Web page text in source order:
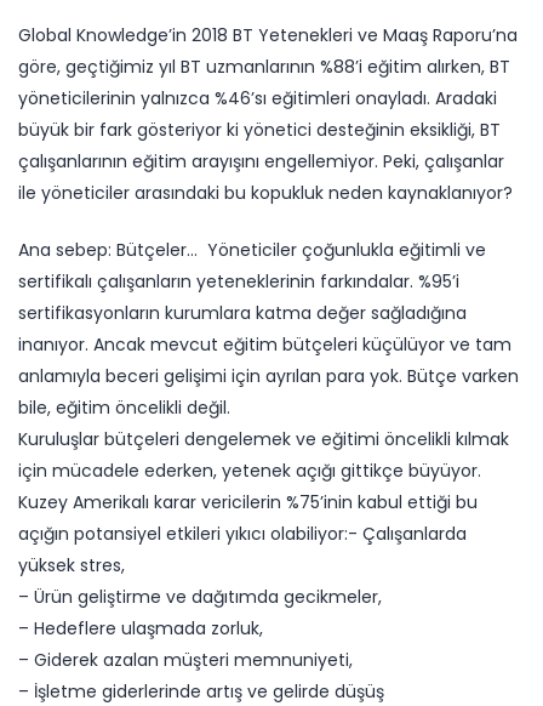
Global Knowledge’in 2018 BT Yetenekleri ve Maaş Raporu’na
göre, geçtiğimiz yıl BT uzmanlarının %88’i eğitim alırken, BT
yöneticilerinin yalnızca %46’sı eğitimleri onayladı. Aradaki
büyük bir fark gösteriyor ki yönetici desteğinin eksikliği, BT
çalışanlarının eğitim arayışını engellemiyor. Peki, çalışanlar
ile yöneticiler arasındaki bu kopukluk neden kaynaklanıyor?
Ana sebep: Bütçeler… Yöneticiler çoğunlukla eğitimli ve
sertifikalı çalışanların yeteneklerinin farkındalar. %95’i
sertifikasyonların ​kurumlara katma değer sağladığına
inanıyor. Ancak mevcut eğitim bütçeleri küçülüyor ve tam
anlamıyla beceri gelişimi için ayrılan para yok. Bütçe varken
bile, eğitim öncelikli değil.
Kuruluşlar bütçeleri dengelemek ve eğitimi öncelikli kılmak
için mücadele ederken, yetenek açığı gittikçe büyüyor.
Kuzey Amerikalı karar vericilerin %75’inin kabul ettiği bu
açığın potansiyel etkileri yıkıcı olabiliyor:- Çalışanlarda
yüksek stres,
– Ürün geliştirme ve dağıtımda gecikmeler,
– Hedeflere ulaşmada zorluk,
– Giderek azalan müşteri memnuniyeti,
– İşletme giderlerinde artış ve gelirde düşüş